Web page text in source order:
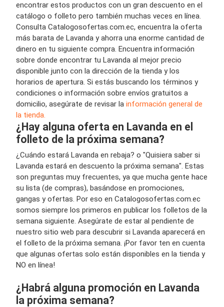
encontrar estos productos con un gran descuento en el
catálogo o folleto pero también muchas veces en línea.
Consulta Catalogosofertas.com.ec, encuentra la oferta
más barata de Lavanda y ahorra una enorme cantidad de
dinero en tu siguiente compra. Encuentra información
sobre donde encontrar tu Lavanda al mejor precio
disponible junto con la dirección de la tienda y los
horarios de apertura. Si estás buscando los términos y
condiciones o información sobre envíos gratuitos a
domicilio, asegúrate de revisar la información general de
la tienda.
¿Hay alguna oferta en Lavanda en el
folleto de la próxima semana?
¿Cuándo estará Lavanda en rebaja? o "Quisiera saber si
Lavanda estará en descuento la próxima semana". Estas
son preguntas muy frecuentes, ya que mucha gente hace
su lista (de compras), basándose en promociones,
gangas y ofertas. Por eso en Catalogosofertas.com.ec
somos siempre los primeros en publicar los folletos de la
semana siguiente. Asegúrate de estar al pendiente de
nuestro sitio web para descubrir si Lavanda aparecerá en
el folleto de la próxima semana. ¡Por favor ten en cuenta
que algunas ofertas solo están disponibles en la tienda y
NO en línea!
¿Habrá alguna promoción en Lavanda
la próxima semana?